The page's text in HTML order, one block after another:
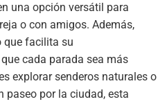
una opción versátil para
o con amigos. Además,
que facilita su
cada parada sea más
explorar senderos naturales o
paseo por la ciudad, esta